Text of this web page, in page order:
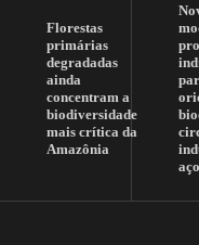
Florestas
primárias
degradadas
ainda
concentram a
biodiversidade
mais crítica da
Amazônia